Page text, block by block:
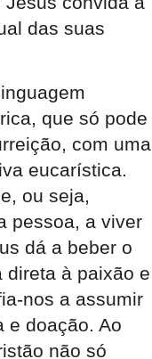
das suas
que só pode
com uma
eucarística.
ou seja,
pessoa, a viver
dá a beber o
direta à paixão e
nos a assumir
e doação. Ao
não só